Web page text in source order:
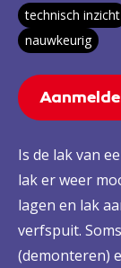
technisch inzicht
nauwkeurig
Is de lak van
lak er weer
lagen en lak
verfspuit.
(demonteren)